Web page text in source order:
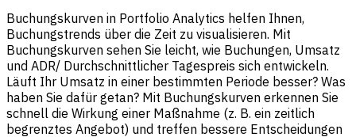
Buchungskurven in Portfolio Analytics helfen Ihnen,
Buchungstrends über die Zeit zu visualisieren. Mit
Buchungskurven sehen Sie leicht, wie Buchungen, Umsatz
und ADR/ Durchschnittlicher Tagespreis sich entwickeln.
Läuft Ihr Umsatz in einer bestimmten Periode besser? Was
haben Sie dafür getan? Mit Buchungskurven erkennen Sie
schnell die Wirkung einer Maßnahme (z. B. ein zeitlich
begrenztes Angebot) und treffen bessere Entscheidungen